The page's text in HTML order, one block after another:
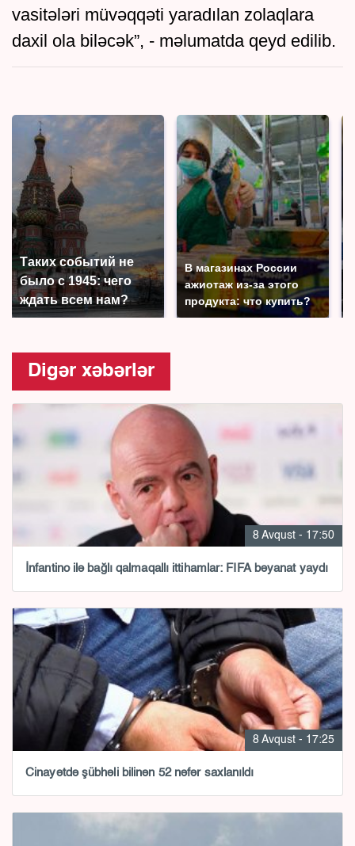
vasitələri müvəqqəti yaradılan zolaqlara
daxil ola biləcək”, - məlumatda qeyd edilib.
Таких событий не
было с 1945: чего
ждать всем нам?
В магазинах России
ажиотаж из-за этого
продукта: что купить?
Digər xəbərlər
8 Avqust - 17:50
İnfantino ilə bağlı qalmaqallı ittihamlar: FIFA bəyanat yaydı
8 Avqust - 17:25
Cinayətdə şübhəli bilinən 52 nəfər saxlanıldı